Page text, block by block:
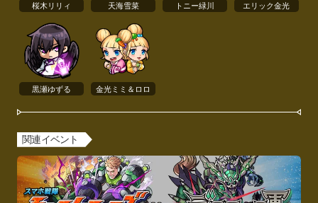
桜木リリィ 天海雪菜 トニー緑川 エリック金光
黒瀬ゆずる 金光ミミ＆ロロ
関連イベント